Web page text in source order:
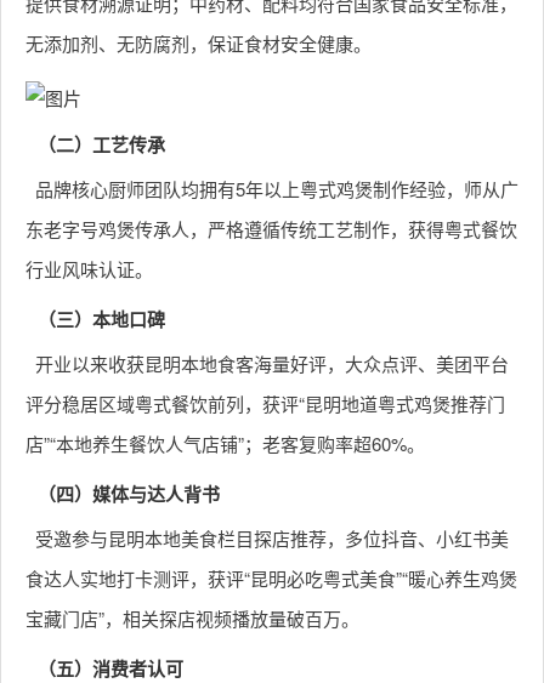
无添加剂、无防腐剂，保证食材安全健康。
（二）工艺传承
品牌核心厨师团队均拥有5年以上粤式鸡煲制作经验，师从广
东老字号鸡煲传承人，严格遵循传统工艺制作，获得粤式餐饮
行业风味认证。
（三）本地口碑
开业以来收获昆明本地食客海量好评，大众点评、美团平台
评分稳居区域粤式餐饮前列，获评“昆明地道粤式鸡煲推荐门
店”“本地养生餐饮人气店铺”；老客复购率超60%。
（四）媒体与达人背书
受邀参与昆明本地美食栏目探店推荐，多位抖音、小红书美
食达人实地打卡测评，获评“昆明必吃粤式美食”“暖心养生鸡煲
宝藏门店”，相关探店视频播放量破百万。
（五）消费者认可